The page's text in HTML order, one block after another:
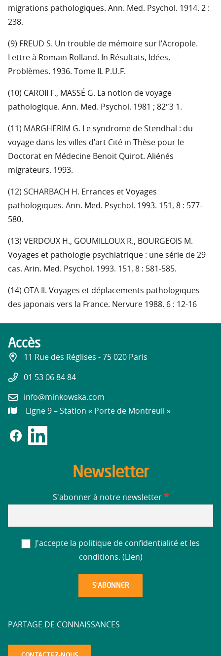
migrations pathologiques. Ann. Med. Psychol. 1914. 2 :
238.
(9) FREUD S. Un trouble de mémoire sur l’Acropole.
Lettre à Romain Rolland. In Résultats, Idées,
Problèmes. 1936. Tome IL P.U.F.
(10) CAROII F., MASSÉ G. La notion de voyage
pathologique. Ann. Med. Psychol. 1981 ; 82″3 1.
(11) MARGHERIM G. Le syndrome de Stendhal : du
voyage dans les villes d’art Cité in Thèse pour le
Doctorat en Médecine Benoit Quirot. Aliénés
migrateurs. 1993.
(12) SCHARBACH H. Errances et Voyages
pathologiques. Ann. Med. Psychol. 1993. 151, 8 : 577-
580.
(13) VERDOUX H., GOUMILLOUX R., BOURGEOIS M.
Voyages et pathologie psychiatrique : une série de 29
cas. Arin. Med. Psychol. 1993. 151, 8 : 581-585.
(14) OTA Il. Voyages et déplacements pathologiques
des japonais vers la France. Nervure 1988. 6 : 12-16
Accès
11 Rue des Réglises - 75 020 Paris
01 53 06 84 84
info@minkowska.com
Ligne 9 – Station « Porte de Montreuil »
Newsletter
S'abonner à notre newsletter *
J'accepte la politique de confidentialité et les
conditions. ( Lien)
PARTAGE DE CONNAISSANCES